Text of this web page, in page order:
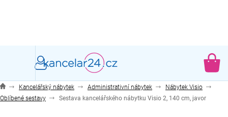
Kancelářský nábytek Administrativní nábytek
Nábytek Visio
Oblíbené sestavy
Sestava kancelářského nábytku Visio 2, 140 cm, javor